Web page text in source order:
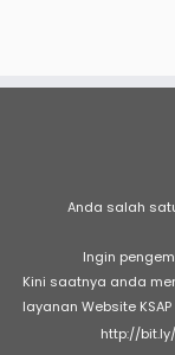
Anda salah
Ingin
Kini saatnya anda
layanan Website
http://